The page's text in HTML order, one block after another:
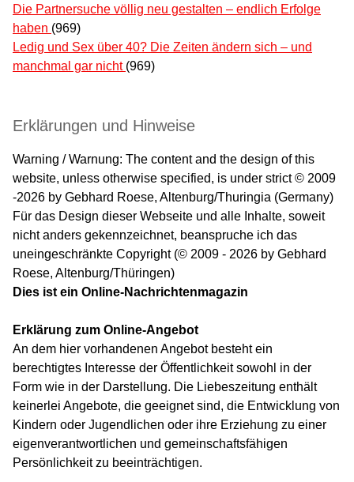
Die Partnersuche völlig neu gestalten – endlich Erfolge
haben (969)
Ledig und Sex über 40? Die Zeiten ändern sich – und
manchmal gar nicht (969)
Erklärungen und Hinweise
Warning / Warnung: The content and the design of this
website, unless otherwise specified, is under strict © 2009
-2026 by Gebhard Roese, Altenburg/Thuringia (Germany)
Für das Design dieser Webseite und alle Inhalte, soweit
nicht anders gekennzeichnet, beanspruche ich das
uneingeschränkte Copyright (© 2009 - 2026 by Gebhard
Roese, Altenburg/Thüringen)
Dies ist ein Online-Nachrichtenmagazin
Erklärung zum Online-Angebot
An dem hier vorhandenen Angebot besteht ein
berechtigtes Interesse der Öffentlichkeit sowohl in der
Form wie in der Darstellung. Die Liebeszeitung enthält
keinerlei Angebote, die geeignet sind, die Entwicklung von
Kindern oder Jugendlichen oder ihre Erziehung zu einer
eigenverantwortlichen und gemeinschaftsfähigen
Persönlichkeit zu beeinträchtigen.